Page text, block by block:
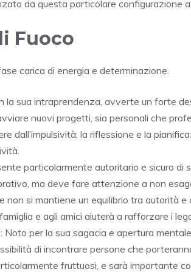
da questa particolare configurazione
Fuoco
carica di energia e determinazione.
la sua intraprendenza, avverte un forte
nuovi progetti, sia personali che
dall’impulsività; la riflessione e la
particolarmente autoritario e sicuro di
ma deve fare attenzione a non
non si mantiene un equilibrio tra autorità
e agli amici aiuterà a rafforzare i
: Noto per la sua sagacia e apertura
di incontrare persone che
fruttuosi, e sarà importante